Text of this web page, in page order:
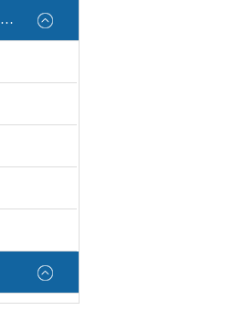
测力计_遥控测力计_无线测力计